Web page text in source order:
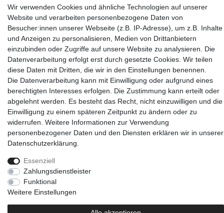
weisen das Geld von Ihrem Bankkonto auf unser
Geschäftskonto an. Nach der Registrierung des Geldeingangs
wird die Ware unverzüglich versendet. Beachten Sie hierbei bitte
die Bearbeitungszeit Ihrer Hausbank.
Einkaufen
Zahlungsarten
Versandarten & -kosten
Warenkorb
Kasse
Widerrufsrecht
Mein Konto
Anmelden
Registrieren
Unternehmen
Kontakt
AGB
Datenschutzerklärung
Impressum
Wir verwenden Cookies und ähnliche Technologien auf unserer
Website und verarbeiten personenbezogene Daten von
Besucher:innen unserer Webseite (z.B. IP-Adresse), um z.B. Inhalte
und Anzeigen zu personalisieren, Medien von Drittanbietern
einzubinden oder Zugriffe auf unsere Website zu analysieren. Die
Datenverarbeitung erfolgt erst durch gesetzte Cookies. Wir teilen
diese Daten mit Dritten, die wir in den Einstellungen benennen.
Die Datenverarbeitung kann mit Einwilligung oder aufgrund eines
berechtigten Interesses erfolgen. Die Zustimmung kann erteilt oder
abgelehnt werden. Es besteht das Recht, nicht einzuwilligen und die
Einwilligung zu einem späteren Zeitpunkt zu ändern oder zu
widerrufen. Weitere Informationen zur Verwendung
personenbezogener Daten und den Diensten erklären wir in unserer
Daten­schutz­erklärung
Essenziell
Zahlungsdienstleister
Funktional
Weitere Einstellungen